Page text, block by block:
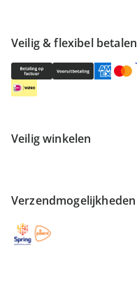
Veilig & flexibel betalen
Veilig winkelen
Verzendmogelijkheden